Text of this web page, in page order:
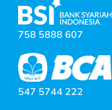
758 5888 607
547 5744 222